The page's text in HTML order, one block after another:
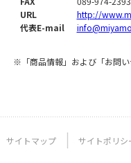
URL
http://
代表E-mail
※「商品情報」および「お問
サイトマップ サイトポリシ